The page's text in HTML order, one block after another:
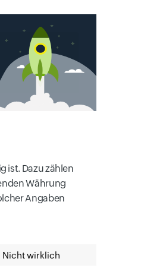
ist. Dazu zählen
Währung
Angaben
Nicht wirklich